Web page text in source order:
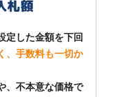
定した金額を下回
、手数料も一切か
、不本意な価格で